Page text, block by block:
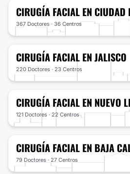
CIRUGÍA FACIAL EN CIUDAD
367 Doctores · 36 Centros
CIRUGÍA FACIALEN JALISCO
220 Doctores · 23 Centros
CIRUGÍA FACIAL EN NUEVO
121 Doctores · 22 Centros
CIRUGÍA FACIAL EN BAJA
79 Doctores · 27 Centros